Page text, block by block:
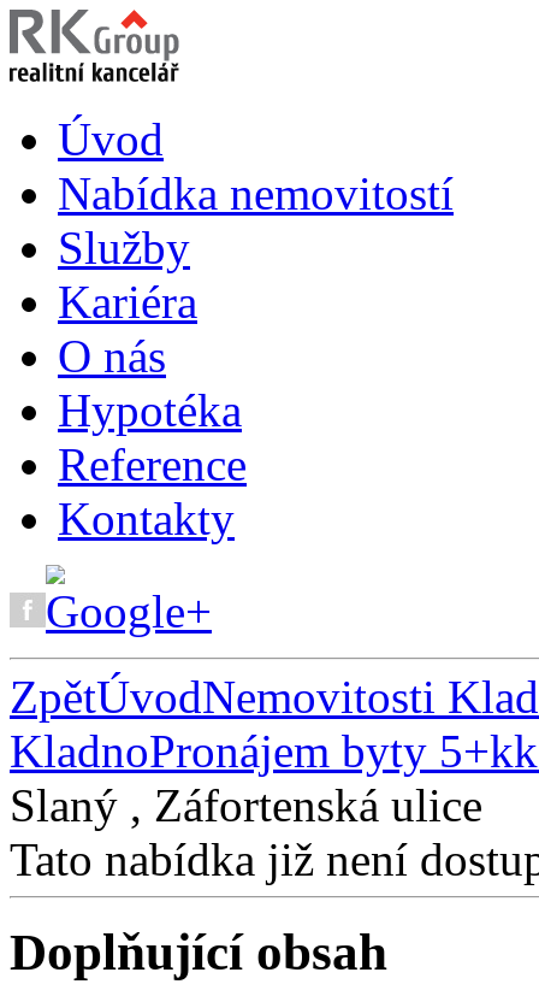
Úvod
Nabídka nemovitostí
Služby
Kariéra
O nás
Hypotéka
Reference
Kontakty
ZpětÚvodNemovitosti
KladnoPronájem byty
Slaný , Záfortenská ulice
Tato nabídka již není
Doplňující obsah